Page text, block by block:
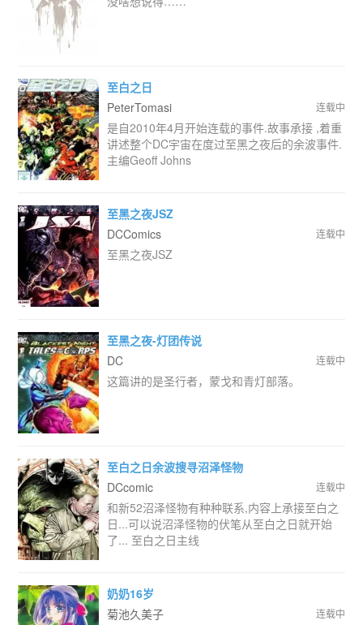
至白之日
PeterTomasi
连载中
是自2010年4月开始连载的事件.故事承接 ,着重
讲述整个DC宇宙在度过至黑之夜后的余波事件.
主编Geoff Johns
至黑之夜JSZ
DCComics
连载中
至黑之夜JSZ
至黑之夜-灯团传说
DC
连载中
这篇讲的是圣行者，蒙戈和青灯部落。
至白之日余波搜寻沼泽怪物
DCcomic
连载中
和新52沼泽怪物有种种联系,内容上承接至白之
日...可以说沼泽怪物的伏笔从至白之日就开始
了... 至白之日主线
奶奶16岁
菊池久美子
连载中